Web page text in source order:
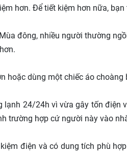
hơn. Để tiết kiệm hơn nữa,
đông, nhiều người thường
hoặc dùng một chiếc áo
lạnh 24/24h vì vừa gây tốn điện
trường hợp cứ người này vào
điện và có dung tích phù